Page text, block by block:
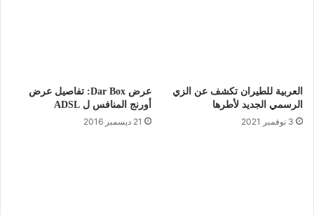
العربية للطيران تكشف عن الزي
الرسمي الجديد لأطرها
3 نوفمبر 2021
عرض Dar Box: تفاصيل عرض
أورنج المنافس ل ADSL
21 ديسمبر 2016